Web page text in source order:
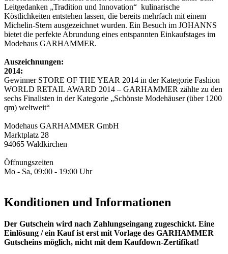
Leitgedanken „Tradition und Innovation“ kulinarische
Köstlichkeiten entstehen lassen, die bereits mehrfach mit einem
Michelin-Stern ausgezeichnet wurden. Ein Besuch im JOHANNS
bietet die perfekte Abrundung eines entspannten Einkaufstages im
Modehaus GARHAMMER.
Auszeichnungen:
2014:
Gewinner STORE OF THE YEAR 2014 in der Kategorie Fashion
WORLD RETAIL AWARD 2014 – GARHAMMER zählte zu den
sechs Finalisten in der Kategorie „Schönste Modehäuser (über 1200
qm) weltweit“
Modehaus GARHAMMER GmbH
Marktplatz 28
94065 Waldkirchen
Öffnungszeiten
Mo - Sa, 09:00 - 19:00 Uhr
Konditionen und Informationen
Der Gutschein wird nach Zahlungseingang zugeschickt. Eine
Einlösung / ein Kauf ist erst mit Vorlage des GARHAMMER
Gutscheins möglich, nicht mit dem Kaufdown-Zertifikat!